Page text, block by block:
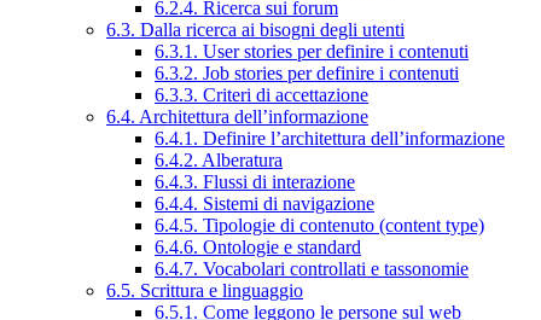
6.2.4. Ricerca sui forum
6.3. Dalla ricerca ai bisogni degli utenti
6.3.1. User stories per definire i contenuti
6.3.2. Job stories per definire i contenuti
6.3.3. Criteri di accettazione
6.4. Architettura dell’informazione
6.4.1. Definire l’architettura dell’informazione
6.4.2. Alberatura
6.4.3. Flussi di interazione
6.4.4. Sistemi di navigazione
6.4.5. Tipologie di contenuto (content type)
6.4.6. Ontologie e standard
6.4.7. Vocabolari controllati e tassonomie
6.5. Scrittura e linguaggio
6.5.1. Come leggono le persone sul web